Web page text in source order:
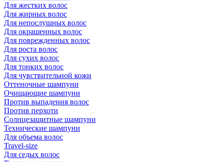
Для жестких волос
Для жирных волос
Для непослушных волос
Для окрашенных волос
Для поврежденных волос
Для роста волос
Для сухих волос
Для тонких волос
Для чувствительной кожи
Оттеночные шампуни
Очищающие шампуни
Против выпадения волос
Против перхоти
Солнцезащитные шампуни
Технические шампуни
Для объема волос
Travel-size
Для седых волос